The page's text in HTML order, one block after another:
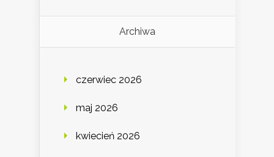
Archiwa
czerwiec 2026
maj 2026
kwiecień 2026